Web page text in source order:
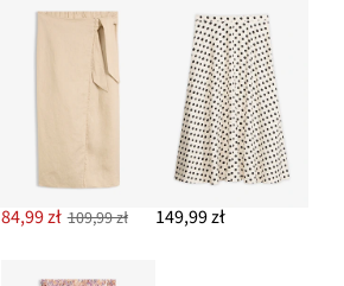
84,99 zł 109,99 zł 149,99 zł